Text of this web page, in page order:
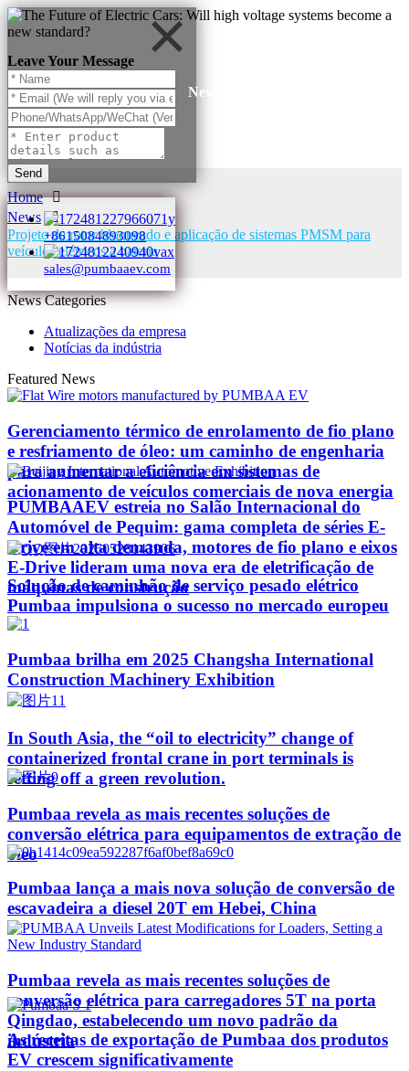
Leave Your Message
Send
+8615084893098
sales@pumbaaev.com
News
Home
News
Projeto de rotor bloqueado e aplicação de sistemas PMSM para
veículos elétricos a bateria
News Categories
Atualizações da empresa
Notícias da indústria
Featured News
Gerenciamento térmico de enrolamento de fio plano
e resfriamento de óleo: um caminho de engenharia
para aumentar a eficiência em sistemas de
acionamento de veículos comerciais de nova energia
PUMBAAEV estreia no Salão Internacional do
Automóvel de Pequim: gama completa de séries E-
Drive em alta demanda, motores de fio plano e eixos
E-Drive lideram uma nova era de eletrificação de
máquinas de construção
Solução de caminhão de serviço pesado elétrico
Pumbaa impulsiona o sucesso no mercado europeu
Pumbaa brilha em 2025 Changsha International
Construction Machinery Exhibition
In South Asia, the “oil to electricity” change of
containerized frontal crane in port terminals is
setting off a green revolution.
Pumbaa revela as mais recentes soluções de
conversão elétrica para equipamentos de extração de
óleo
Pumbaa lança a mais nova solução de conversão de
escavadeira a diesel 20T em Hebei, China
Pumbaa revela as mais recentes soluções de
conversão elétrica para carregadores 5T na porta
Qingdao, estabelecendo um novo padrão da
indústria
As receitas de exportação de Pumbaa dos produtos
EV crescem significativamente